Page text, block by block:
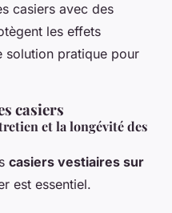
casiers avec des
les effets
solution pratique pour
casiers
et la longévité des
casiers vestiaires sur
est essentiel.